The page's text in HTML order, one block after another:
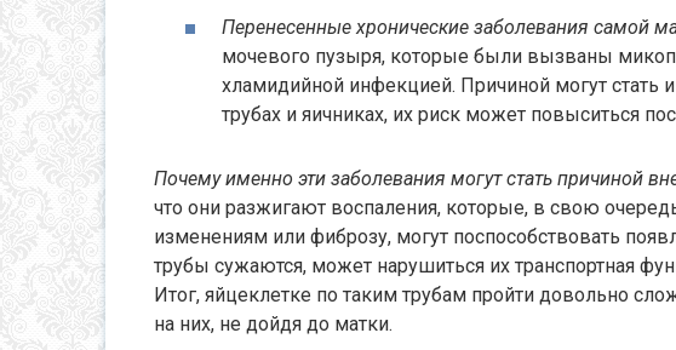
Перенесенные хронические заболевания самой
мочевого пузыря, которые были вызваны
хламидийной инфекцией. Причиной могут стать
трубах и яичниках, их риск может повыситься
Почему именно эти заболевания могут стать причиной
что они разжигают воспаления, которые, в свою
изменениям или фиброзу, могут поспособствовать
трубы сужаются, может нарушиться их транспортная
Итог, яйцеклетке по таким трубам пройти довольно
на них, не дойдя до матки.